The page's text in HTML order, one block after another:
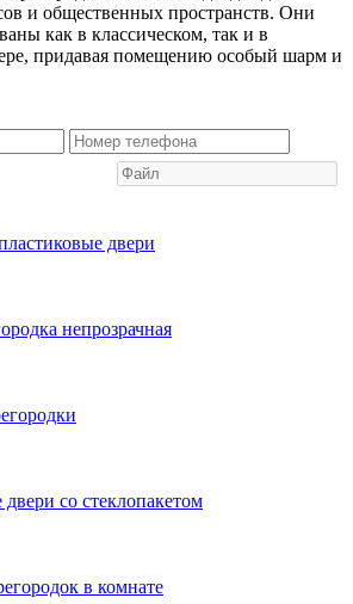
и общественных пространств. Они
как в классическом, так и в
придавая помещению особый шарм и
двери
непрозрачная
со стеклопакетом
в комнате